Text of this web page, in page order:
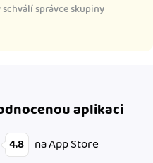
správce skupiny
aplikaci
4.8 na App Store